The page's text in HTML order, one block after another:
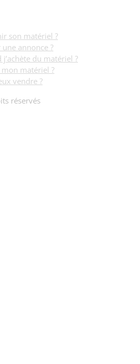
son matériel ?
annonce ?
du matériel ?
matériel ?
vendre ?
réservés